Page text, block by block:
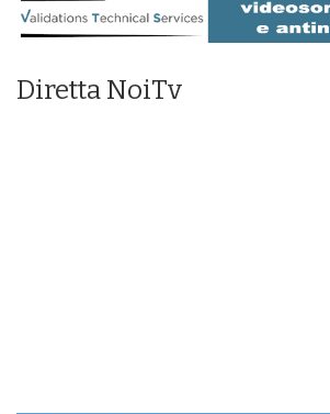
Diretta NoiTv